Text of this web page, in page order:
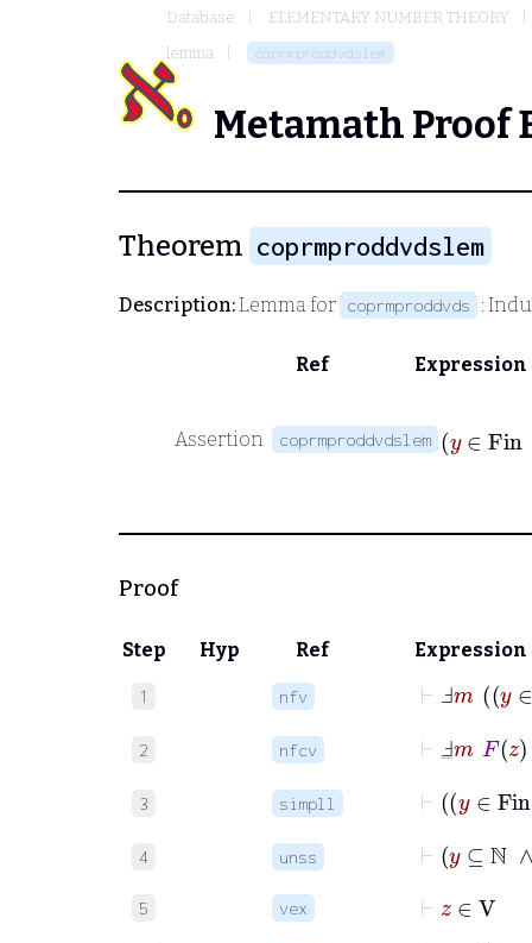
Database
ELEMENTARY NUMBER THEORY
lemma
coprmproddvdslem
Metamath Proof
Theorem coprmproddvdslem
Description:Lemma for coprmproddvds :
Ref Expression
Assertion coprmproddvdslem
Proof
Step Hyp Ref Expression
1 nfv
2 nfcv
Fz
3 simpll
4 unss
5 vex V